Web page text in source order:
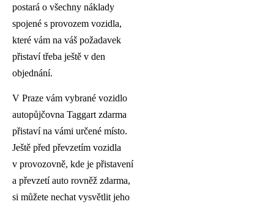
postará o všechny náklady
spojené s provozem vozidla,
které vám na váš požadavek
přistaví třeba ještě v den
objednání.
V Praze vám vybrané vozidlo
autopůjčovna Taggart zdarma
přistaví na vámi určené místo.
Ještě před převzetím vozidla
v provozovně, kde je přistavení
a převzetí auto rovněž zdarma,
si můžete nechat vysvětlit jeho